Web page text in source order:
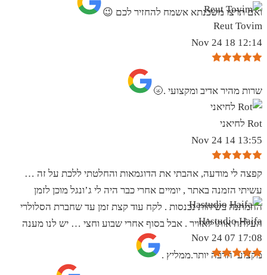
ואם תרצו משכנתא אשמח להחזיר לכם 😉
Reut Tovim
12:14 18 Nov 24
שרות מהיר אדיב ומקצועי .🌝
Rot לחיאני
13:55 14 Nov 24
קפצה לי מודעה, אהבתי את הדוגמאות והחלטתי ללכת על זה …
עשיתי הזמנה באתר , יומיים אחרי כבר היה לי ג’ונגל מוכן לזמן
ההמתנה בשיחות נכנסות . לקח עוד קצת זמן עד שחברת הסלולרי
העלתה אותו לאוויר . אבל בסוף אחרי שבוע וחצי … יש לנו מענה
מקצועי הרבה יותר.ממליץ .
Hastudio Haifa
17:08 07 Nov 24